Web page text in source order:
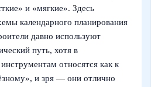
и «мягкие». Здесь
календарного планирования
давно используют
путь, хотя в
относятся как к
и зря — они отлично